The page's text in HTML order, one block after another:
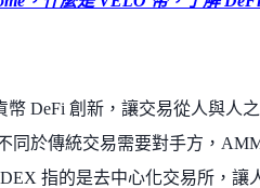
DeFi 創新，讓交易從人與人
同於傳統交易需要對手方，
指的是去中心化交易所，讓